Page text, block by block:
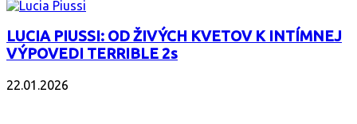
LUCIA PIUSSI: OD ŽIVÝCH KVETOV K INTÍMNEJ
VÝPOVEDI TERRIBLE 2s
22.01.2026